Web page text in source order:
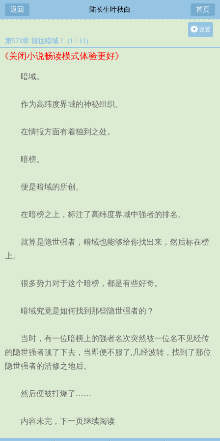
返回 陆长生叶秋白 首页
设置
第573章 前往暗域！ (1 / 11)
《关闭小说畅读模式体验更好》
暗域。
作为高纬度界域的神秘组织。
在情报方面有着独到之处。
暗榜。
便是暗域的所创。
在暗榜之上，标注了高纬度界域中强者的排名。
就算是隐世强者，暗域也能够给你找出来，然后标在榜
上。
很多势力对于这个暗榜，都是有些好奇。
暗域究竟是如何找到那些隐世强者的？
当时，有一位暗榜上的强者名次突然被一位名不见经传
的隐世强者顶了下去，当即便不服了,几经波转，找到了那位
隐世强者的清修之地后。
然后便被打爆了……
内容未完，下一页继续阅读